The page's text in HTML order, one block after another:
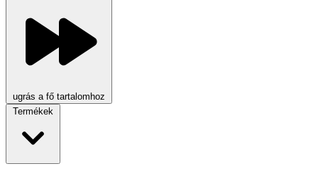
ugrás a fő tartalomhoz
Termékek